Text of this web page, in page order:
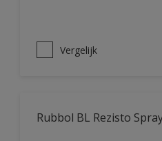
Vergelijk
Rubbol BL Rezisto